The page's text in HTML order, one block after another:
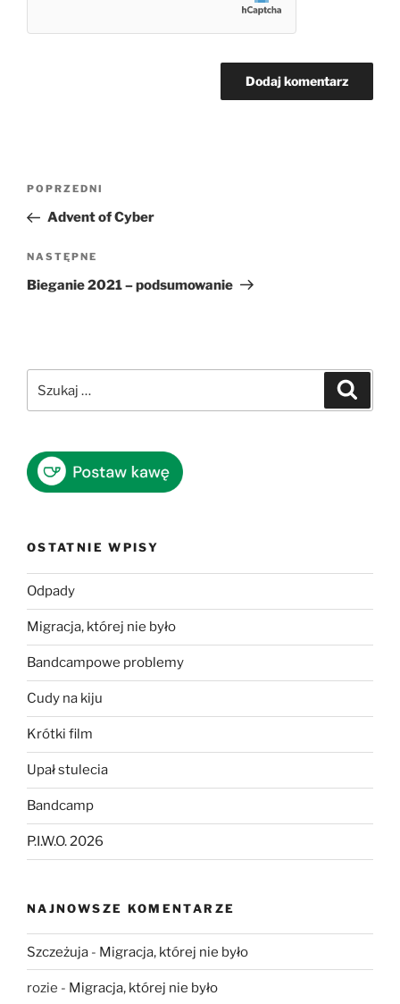
Nawigacja
Poprzedni
wpis
POPRZEDNI
Advent of Cyber
Następny
wpis
NASTĘPNE
Bieganie 2021 – podsumowanie
OSTATNIE WPISY
Odpady
Migracja, której nie było
Bandcampowe problemy
Cudy na kiju
Krótki film
Upał stulecia
Bandcamp
P.I.W.O. 2026
NAJNOWSZE KOMENTARZE
Szczeżuja - Migracja, której nie było
rozie - Migracja, której nie było